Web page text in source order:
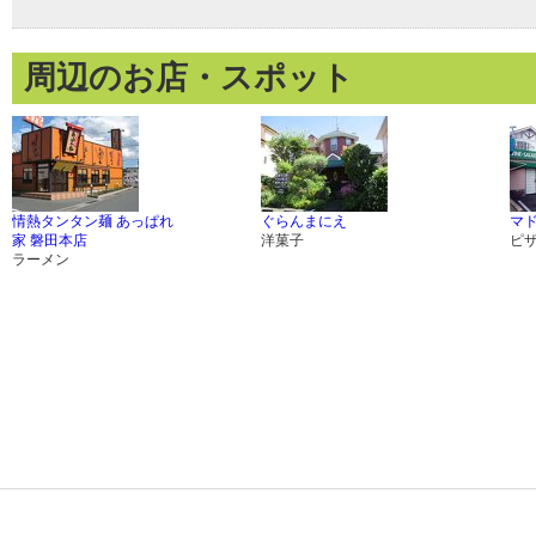
周辺のお店・スポット
情熱タンタン麺 あっぱれ
家 磐田本店
ラーメン
ぐらんまにえ
洋菓子
マ
ピ